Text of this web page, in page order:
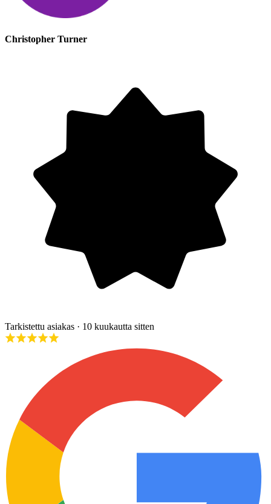
Christopher Turner
Tarkistettu asiakas · 10 kuukautta sitten